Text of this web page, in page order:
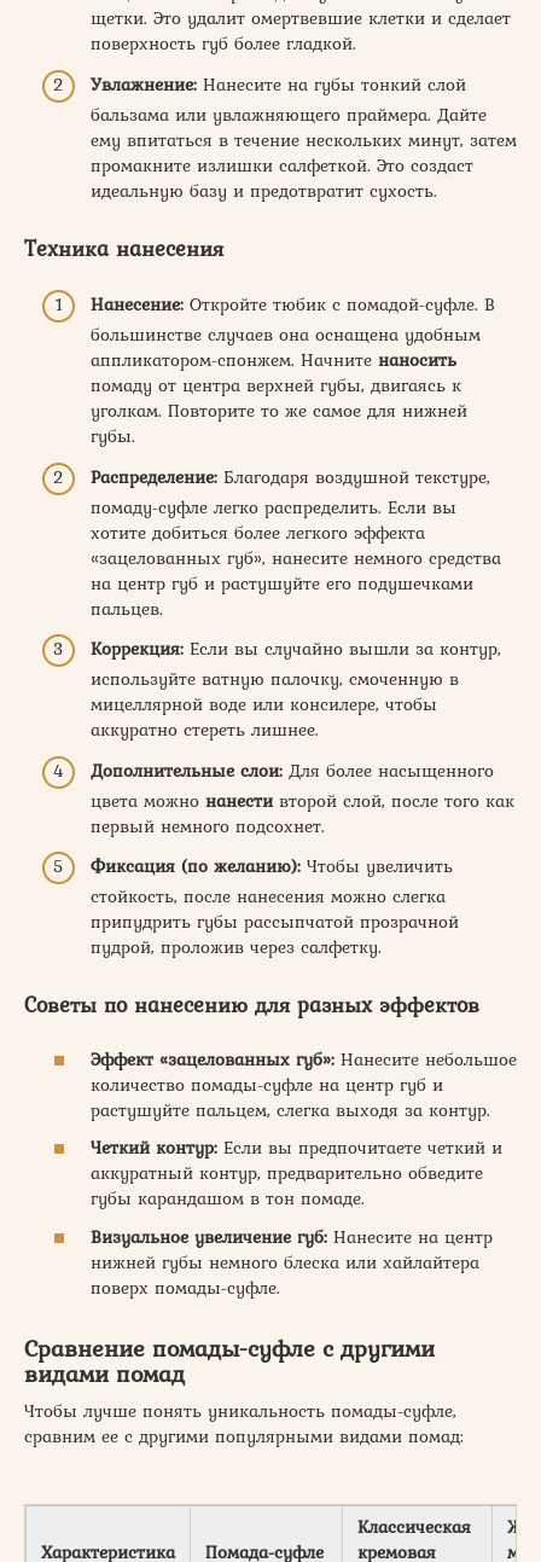
щетки. Это удалит омертвевшие клетки и сделает
поверхность губ более гладкой.
Увлажнение: Нанесите на губы тонкий слой
бальзама или увлажняющего праймера. Дайте
ему впитаться в течение нескольких минут, затем
промакните излишки салфеткой. Это создаст
идеальную базу и предотвратит сухость.
Техника нанесения
Нанесение: Откройте тюбик с помадой-суфле. В
большинстве случаев она оснащена удобным
аппликатором-спонжем. Начните наносить
помаду от центра верхней губы, двигаясь к
уголкам. Повторите то же самое для нижней
губы.
Распределение: Благодаря воздушной текстуре,
помаду-суфле легко распределить. Если вы
хотите добиться более легкого эффекта
«зацелованных губ», нанесите немного средства
на центр губ и растушуйте его подушечками
пальцев.
Коррекция: Если вы случайно вышли за контур,
используйте ватную палочку, смоченную в
мицеллярной воде или консилере, чтобы
аккуратно стереть лишнее.
Дополнительные слои: Для более насыщенного
цвета можно нанестивторой слой, после того как
первый немного подсохнет.
Фиксация (по желанию): Чтобы увеличить
стойкость, после нанесения можно слегка
припудрить губы рассыпчатой прозрачной
пудрой, проложив через салфетку.
Советы по нанесению для разных эффектов
Эффект «зацелованных губ»: Нанесите небольшое
количество помады-суфле на центр губ и
растушуйте пальцем, слегка выходя за контур.
Четкий контур: Если вы предпочитаете четкий и
аккуратный контур, предварительно обведите
губы карандашом в тон помаде.
Визуальное увеличение губ: Нанесите на центр
нижней губы немного блеска или хайлайтера
поверх помады-суфле.
Сравнение помады-суфле с другими
видами помад
Чтобы лучше понять уникальность помады-суфле,
сравним ее с другими популярными видами помад:
Характеристика Помада-суфле
Классическая
кремовая